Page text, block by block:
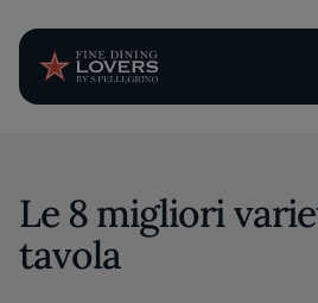
Le 8 migliori
tavola